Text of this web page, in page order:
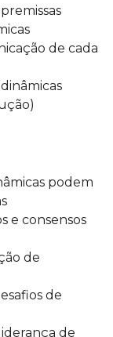
de cada
podem
e consensos
de
de
de